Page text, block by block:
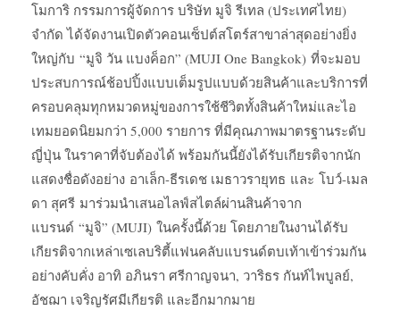
โมการิ กรรมการผู้จัดการ บริษัท มูจิ รีเทล (ประเทศไทย)
จำกัด ได้จัดงานเปิดตัวคอนเซ็ปต์สโตร์สาขาล่าสุดอย่างยิ่ง
ใหญ่กับ “มูจิ วัน แบงค็อก” (MUJI One Bangkok) ที่จะมอบ
ประสบการณ์ช้อปปิ้งแบบเต็มรูปแบบด้วยสินค้าและบริการที่
ครอบคลุมทุกหมวดหมู่ของการใช้ชีวิตทั้งสินค้าใหม่และไอ
เทมยอดนิยมกว่า 5,000 รายการ ที่มีคุณภาพมาตรฐานระดับ
ญี่ปุ่น ในราคาที่จับต้องได้ พร้อมกันนี้ยังได้รับเกียรติจากนัก
แสดงชื่อดังอย่าง อาเล็ก-ธีรเดช เมธาวรายุทธ และ โบว์-เมล
ดา สุศรี มาร่วมนำเสนอไลฟ์สไตล์ผ่านสินค้าจาก
แบรนด์ “มูจิ” (MUJI) ในครั้งนี้ด้วย โดยภายในงานได้รับ
เกียรติจากเหล่าเซเลบริตี้แฟนคลับแบรนด์ตบเท้าเข้าร่วมกัน
อย่างคับคั่ง อาทิ อภินรา ศรีกาญจนา, วาริธร กันท์ไพบูลย์,
อัชฌา เจริญรัศมีเกียรติ และอีกมากมาย